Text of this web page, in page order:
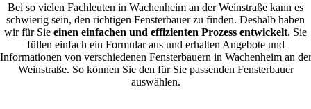
Bei so vielen Fachleuten in Wachenheim an der Weinstraße kann es
schwierig sein, den richtigen Fensterbauer zu finden. Deshalb haben
wir für Sie einen einfachen und effizienten Prozess entwickelt. Sie
füllen einfach ein Formular aus und erhalten Angebote und
Informationen von verschiedenen Fensterbauern in Wachenheim an der
Weinstraße. So können Sie den für Sie passenden Fensterbauer
auswählen.